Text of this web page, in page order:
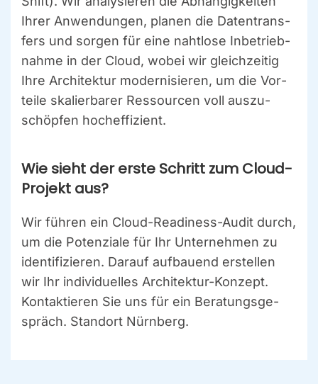
Ihrer Anwen­dun­gen, pla­nen die Daten­trans­
fers und sor­gen für eine naht­lo­se Inbe­trieb­
nah­me in der Cloud, wobei wir gleich­zei­tig
Ihre Archi­tek­tur moder­ni­sie­ren, um die Vor­
tei­le ska­lier­ba­rer Res­sour­cen voll aus­zu­
schöp­fen hoch­ef­fi­zi­ent.
Wie sieht der ers­te Schritt zum Cloud-
Pro­jekt aus?
Wir füh­ren ein Cloud-Rea­di­ness-Audit durch,
um die Poten­zia­le für Ihr Unter­neh­men zu
iden­ti­fi­zie­ren. Dar­auf auf­bau­end erstel­len
wir Ihr indi­vi­du­el­les Archi­tek­tur-Kon­zept.
Kon­tak­tie­ren Sie uns für ein Bera­tungs­ge­
spräch. Stand­ort Nürn­berg.